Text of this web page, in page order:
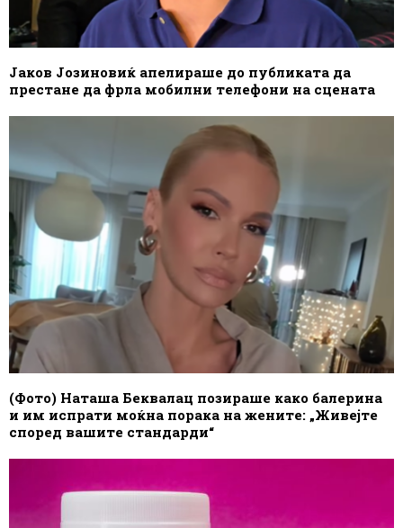
Јаков Јозиновиќ апелираше до публиката да
престане да фрла мобилни телефони на сцената
(Фото) Наташа Беквалац позираше како балерина
и им испрати моќна порака на жените: „Живејте
според вашите стандарди“